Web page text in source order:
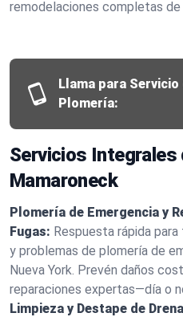
remodelaciones completas de
Llama para Servicio
Plomería:
Servicios Integrales
Mamaroneck
Plomería de Emergencia y
Fugas: Respuesta rápida
y problemas de plomería de
Nueva York. Prevén daños
reparaciones expertas—día o
Limpieza y Destape de